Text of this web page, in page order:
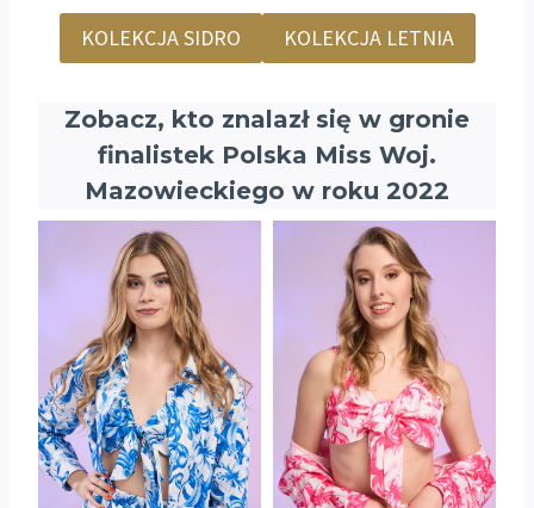
KOLEKCJA SIDRO KOLEKCJA LETNIA
Zobacz, kto znalazł się w gronie
finalistek Polska Miss Woj.
Mazowieckiego w roku 2022